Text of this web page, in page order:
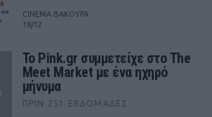
CINEMA ΒΑΚΟΥΡΑ
18/12
Το Pink.gr συμμετείχε στο The
Meet Market με ένα ηχηρό
μήνυμα
ΠΡΙΝ 251 ΕΒΔΟΜΆΔΕΣ